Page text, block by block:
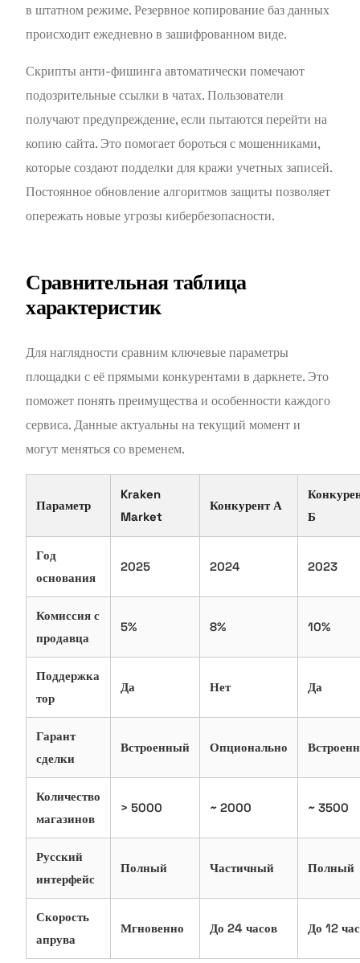
в штатном режиме. Резервное копирование баз данных
происходит ежедневно в зашифрованном виде.
Скрипты анти-фишинга автоматически помечают
подозрительные ссылки в чатах. Пользователи
получают предупреждение, если пытаются перейти на
копию сайта. Это помогает бороться с мошенниками,
которые создают подделки для кражи учетных записей.
Постоянное обновление алгоритмов защиты позволяет
опережать новые угрозы кибербезопасности.
Сравнительная таблица
характеристик
Для наглядности сравним ключевые параметры
площадки с её прямыми конкурентами в даркнете. Это
поможет понять преимущества и особенности каждого
сервиса. Данные актуальны на текущий момент и
могут меняться со временем.
Параметр
Kraken
Market
Конкурент А
Б
Год
основания
2025 2024 2023
Комиссия с
продавца
5% 8% 10%
Поддержка
тор
Да Нет Да
Гарант
сделки
Встроенный Опционально
Количество
магазинов
> 5000 ~ 2000 ~ 3500
Русский
интерфейс
Полный Частичный Полный
Скорость
апрува
Мгновенно До 24 часов До 12